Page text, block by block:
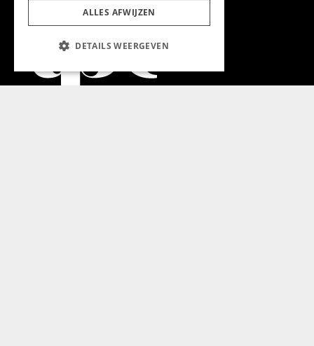
ALLES AFWIJZEN
DETAILS WEERGEVEN